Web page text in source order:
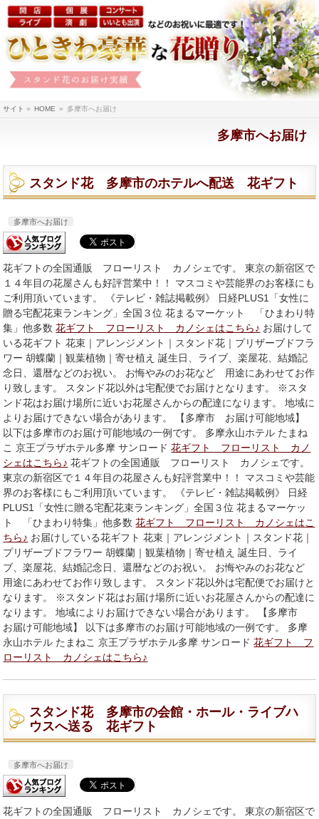
サイト » HOME » 多摩市へお届け
多摩市へお届け
スタンド花 多摩市のホテルへ配送 花ギフト
多摩市へお届け
花ギフトの全国通販 フローリスト カノシェです。 東京の新宿区で
１４年目の花屋さんも好評営業中！！ マスコミや芸能界のお客様にも
ご利用頂いています。 《テレビ・雑誌掲載例》 日経PLUS1「女性に
贈る宅配花束ランキング」全国３位 花まるマーケット 「ひまわり特
集」他多数花ギフト フローリスト カノシェはこちら♪ お届けして
いる花ギフト 花束｜アレンジメント｜スタンド花｜プリザーブドフラ
ワー 胡蝶蘭｜観葉植物｜寄せ植え 誕生日、ライブ、楽屋花、結婚記
念日、還暦などのお祝い。 お悔やみのお花など 用途にあわせてお作
り致します。 スタンド花以外は宅配便でお届けとなります。 ※スタ
ンド花はお届け場所に近いお花屋さんからの配達になります。 地域に
よりお届けできない場合があります。 【多摩市 お届け可能地域】
以下は多摩市のお届け可能地域の一例です。 多摩永山ホテル たまね
こ 京王プラザホテル多摩 サンロード花ギフト フローリスト カノ
シェはこちら♪ 花ギフトの全国通販 フローリスト カノシェです。
東京の新宿区で１４年目の花屋さんも好評営業中！！ マスコミや芸能
界のお客様にもご利用頂いています。 《テレビ・雑誌掲載例》 日経
PLUS1「女性に贈る宅配花束ランキング」全国３位 花まるマーケッ
ト 「ひまわり特集」他多数花ギフト フローリスト カノシェはこ
ちら♪ お届けしている花ギフト 花束｜アレンジメント｜スタンド花｜
プリザーブドフラワー 胡蝶蘭｜観葉植物｜寄せ植え 誕生日、ライ
ブ、楽屋花、結婚記念日、還暦などのお祝い。 お悔やみのお花など
用途にあわせてお作り致します。 スタンド花以外は宅配便でお届けと
なります。 ※スタンド花はお届け場所に近いお花屋さんからの配達に
なります。 地域によりお届けできない場合があります。 【多摩市
お届け可能地域】 以下は多摩市のお届け可能地域の一例です。 多摩
永山ホテル たまねこ 京王プラザホテル多摩 サンロード花ギフト フ
ローリスト カノシェはこちら♪
スタンド花 多摩市の会館・ホール・ライブハ
ウスへ送る 花ギフト
多摩市へお届け
花ギフトの全国通販 フローリスト カノシェです。 東京の新宿区で